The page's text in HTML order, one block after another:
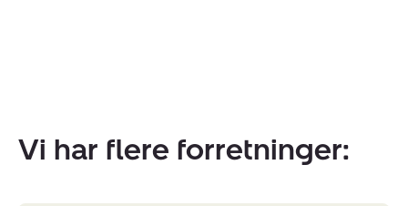
Vi har flere forretninger: